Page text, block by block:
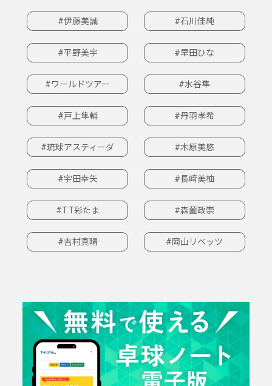
#伊藤美誠 #石川佳純
#平野美宇 #早田ひな
#ワールドツアー #水谷隼
#戸上隼輔 #丹羽孝希
#琉球アスティーダ #木原美悠
#宇田幸矢 #長﨑美柚
#T.T彩たま #森薗政崇
#吉村真晴 #岡山リベッツ